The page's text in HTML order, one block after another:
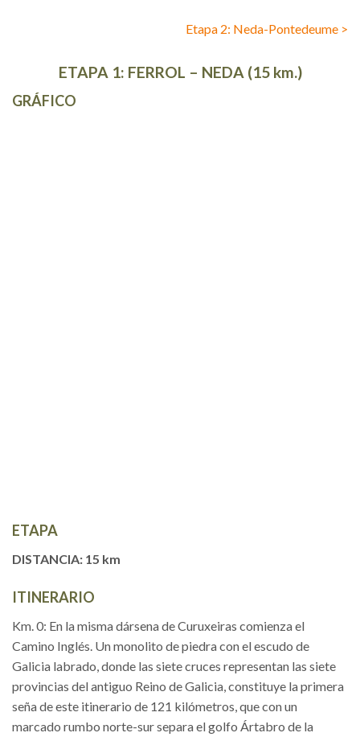
Etapa 2: Neda-Pontedeume >
ETAPA 1: FERROL – NEDA (15 km.)
GRÁFICO
ETAPA
DISTANCIA: 15 km
ITINERARIO
Km. 0: En la misma dársena de Curuxeiras comienza el
Camino Inglés. Un monolito de piedra con el escudo de
Galicia labrado, donde las siete cruces representan las siete
provincias del antiguo Reino de Galicia, constituye la primera
seña de este itinerario de 121 kilómetros, que con un
marcado rumbo norte-sur separa el golfo Ártabro de la